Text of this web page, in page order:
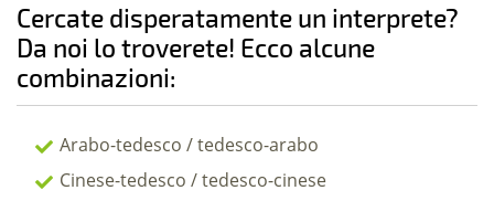
Cercate disperatamente un interprete?
Da noi lo troverete! Ecco alcune
combinazioni:
Arabo-tedesco / tedesco-arabo
Cinese-tedesco / tedesco-cinese